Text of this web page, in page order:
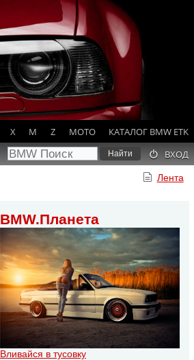
X M Z MOTO
КАТАЛОГ BMW ETK
ВХОД
Лента
BMW.Планета
Вливайся в тусовку